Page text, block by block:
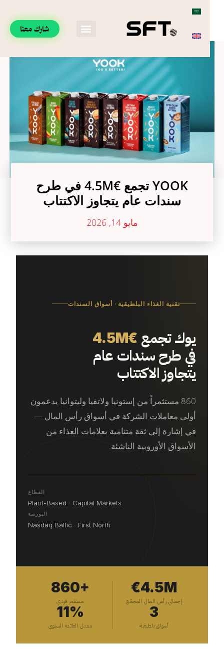
شارك معنا
YOOK تجمع €4.5M في طرح
سندات عام يتجاوز الاكتتاب
مايو 14, 2026
تقنية الغذاء البلطيقية · أسواق السندات
يوك تجمع€4.5M
في طرح سندات عام
يتجاوز الاكتتاب
860 مستثمراً من إستونيا ولاتفيا وليتوانيا يدعمون
أولى معاملات الشركة في أسواق رأس المال —
في إشارة إلى ثقة متنامية بعلامات الغذاء من
الأسواق الأوروبية الناشئة.
القطاع
Plant-Based · Capital Markets
البورصة
Nasdaq Baltic · First North
€4.5M
إجمالي رأس المال المجمَّع
860+
مستثمر فردي
3
أسواق بلطيقية
11%
معدل الفائدة السنوي